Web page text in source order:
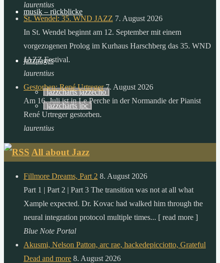
sonne,
menschheit
einem
ganzen
verbraucht.
musik – rückblicke
jazzpages
| jazzcharts jazzecho |
| jazzcharts jpc |
laurentius
St. Wendel: 35. WND JAZZ 7. August 2026
In St. Wendel beginnt am 12. September mit einem
vorgezogenen Prolog im Kurhaus Harschberg das 35. WND
JAZZ Festival.
laurentius
Gestorben: René Urtreger 7. August 2026
Am 16. Juli ist in Le Perche in der Normandie der Pianist
René Urtreger gestorben.
laurentius
All about Jazz
Fillmore Dreams, Part 2 8. August 2026
Part 1 | Part 2 | Part 3 The transition was not at all what
Xample expected. Dr. Kovac had walked him through the
neural integration protocol multiple times... [ read more ]
Blue Note Portal
Akusmi, Nelson Patton, arc rae, hackedepicciotto, Grateful
Dead and more 8. August 2026